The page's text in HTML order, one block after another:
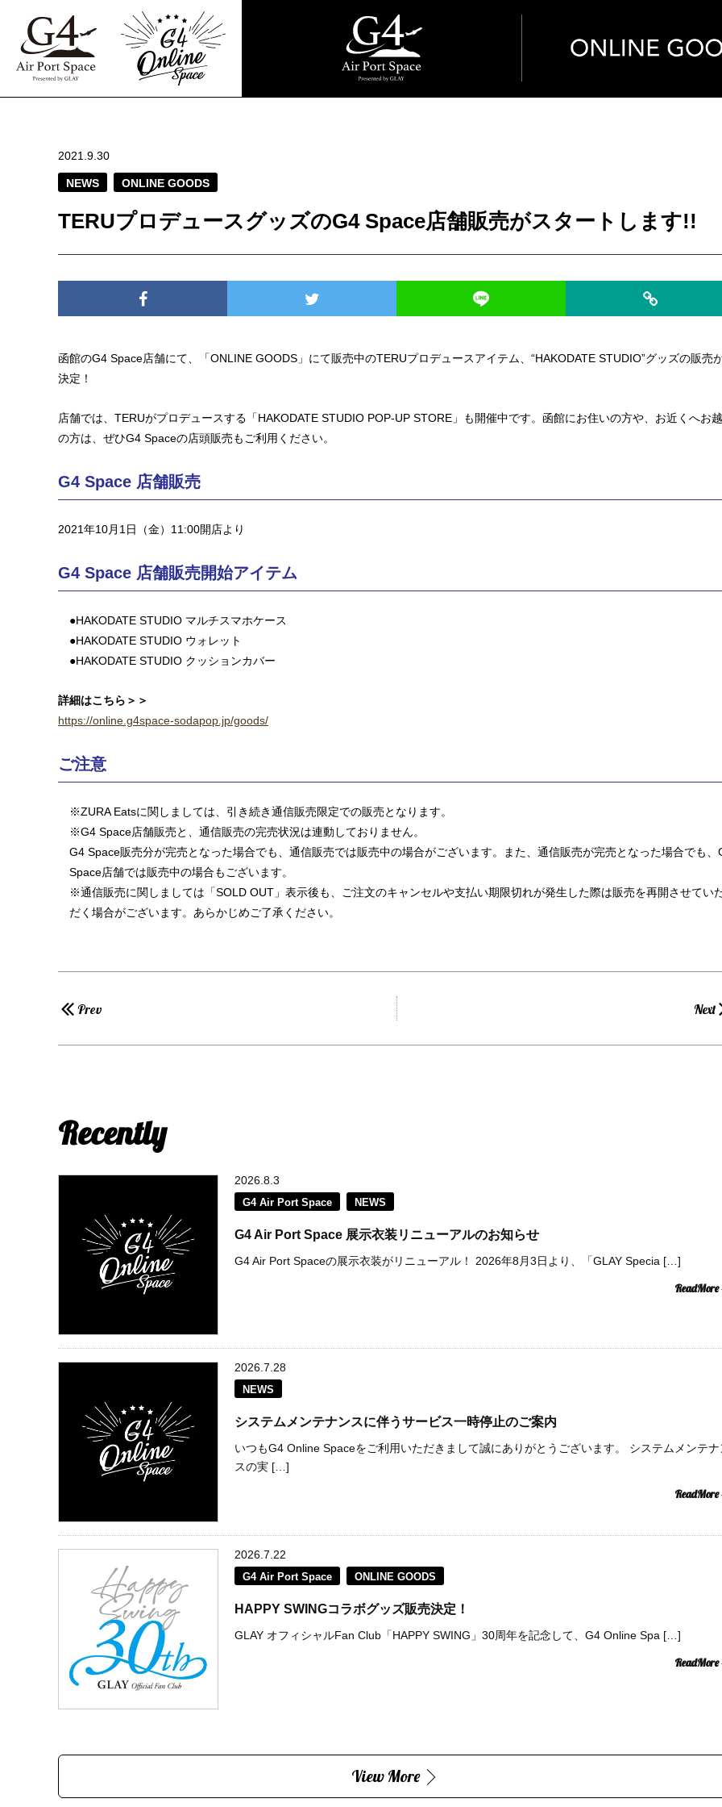
2021.9.30
NEWS ONLINE GOODS
TERUプロデュースグッズのG4 Space店舗販売がスタートします!!
函館のG4 Space店舗にて、「ONLINE GOODS」にて販売中のTERUプロデュースアイテム、 “HAKODATE STUDIO”グッズの販売
決定！
店舗では、TERUがプロデュースする「HAKODATE STUDIO POP-UP STORE」も開催中です。函館にお住いの方や、お近くへお
の方は、ぜひG4 Spaceの店頭販売もご利用ください。
G4 Space 店舗販売
2021年10月1日（金）11:00開店より
G4 Space 店舗販売開始アイテム
●HAKODATE STUDIO マルチスマホケース
●HAKODATE STUDIO ウォレット
●HAKODATE STUDIO クッションカバー
詳細はこちら＞＞
https://online.g4space-sodapop.jp/goods/
ご注意
※ZURA Eatsに関しましては、引き続き通信販売限定での販売となります。
※G4 Space店舗販売と、通信販売の完売状況は連動しておりません。
G4 Space販売分が完売となった場合でも、通信販売では販売中の場合がございます。また、通信販売が完売となった場合でも、
Space店舗では販売中の場合もございます。
※通信販売に関しましては「SOLD OUT」表示後も、ご注文のキャンセルや支払い期限切れが発生した際は販売を再開させてい
だく場合がございます。あらかじめご了承ください。
Prev Next
Recently
2026.8.3
G4 Air Port Space NEWS
G4 Air Port Space 展示衣装リニューアルのお知らせ
G4 Air Port Spaceの展示衣装がリニューアル！ 2026年8月3日より、「GLAY Specia […]
ReadMore
2026.7.28
NEWS
システムメンテナンスに伴うサービス一時停止のご案内
いつもG4 Online Spaceをご利用いただきまして誠にありがとうございます。 システムメンテナ
スの実 […]
ReadMore
2026.7.22
G4 Air Port Space ONLINE GOODS
HAPPY SWINGコラボグッズ販売決定！
GLAY オフィシャルFan Club「HAPPY SWING」30周年を記念して、G4 Online Spa […]
ReadMore
View More